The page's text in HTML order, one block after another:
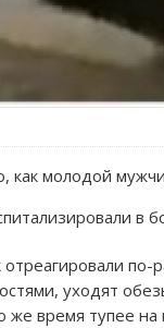
как молодой
в
отреагировали
уходят
же время тупее